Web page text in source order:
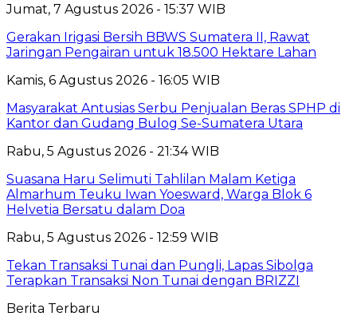
Jumat, 7 Agustus 2026 - 15:37 WIB
Gerakan Irigasi Bersih BBWS Sumatera II, Rawat
Jaringan Pengairan untuk 18.500 Hektare Lahan
Kamis, 6 Agustus 2026 - 16:05 WIB
Masyarakat Antusias Serbu Penjualan Beras SPHP di
Kantor dan Gudang Bulog Se-Sumatera Utara
Rabu, 5 Agustus 2026 - 21:34 WIB
Suasana Haru Selimuti Tahlilan Malam Ketiga
Almarhum Teuku Iwan Yoesward, Warga Blok 6
Helvetia Bersatu dalam Doa
Rabu, 5 Agustus 2026 - 12:59 WIB
Tekan Transaksi Tunai dan Pungli, Lapas Sibolga
Terapkan Transaksi Non Tunai dengan BRIZZI
Berita Terbaru